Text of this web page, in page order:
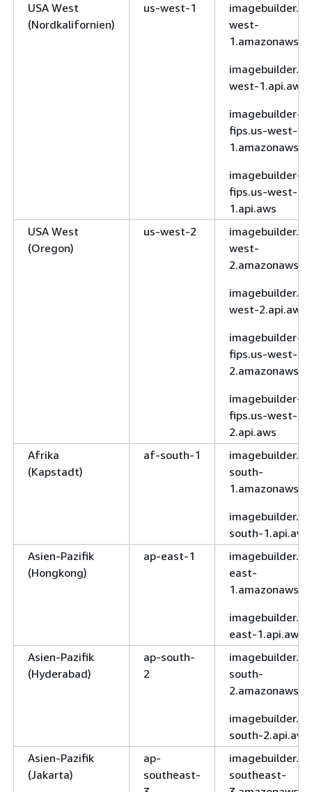
USA West
(Nordkalifornien)
us-west-1
west-
west-1.api.aws
imagebuilder-
fips.us-west-
imagebuilder-
fips.us-west-
1.api.aws
USA West
(Oregon)
us-west-2
west-
west-2.api.aws
imagebuilder-
fips.us-west-
imagebuilder-
fips.us-west-
2.api.aws
Afrika
(Kapstadt)
af-south-1
south-
south-1.api.aws
Asien-Pazifik
(Hongkong)
ap-east-1
east-
east-1.api.aws
Asien-Pazifik
(Hyderabad)
ap-south-
2
south-
south-2.api.aws
Asien-Pazifik
(Jakarta)
ap-
southeast-
southeast-